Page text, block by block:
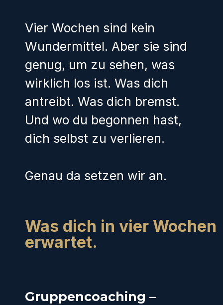
Vier Wochen sind kein
Wundermittel. Aber sie sind
genug, um zu sehen, was
wirklich los ist. Was dich
antreibt. Was dich bremst.
Und wo du begonnen hast,
dich selbst zu verlieren.
Genau da setzen wir an.
Was dich in vier Wochen
erwartet.
Gruppencoaching –